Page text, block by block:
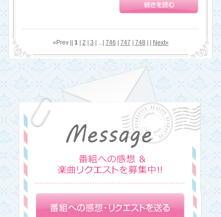
«Prev || 1| 2 3 | ...| 746 747 748 Next»